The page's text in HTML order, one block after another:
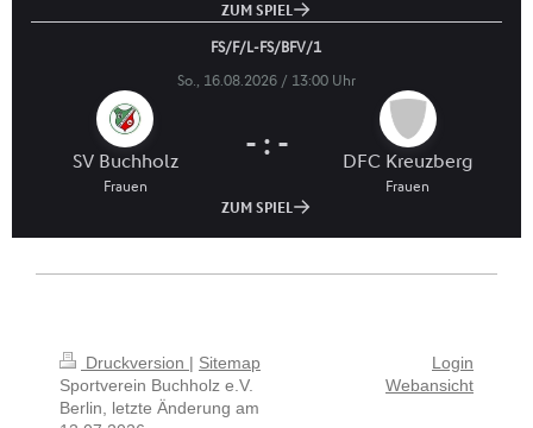
Druckversion | Sitemap
Sportverein Buchholz e.V.
Berlin, letzte Änderung am
Login
Webansicht